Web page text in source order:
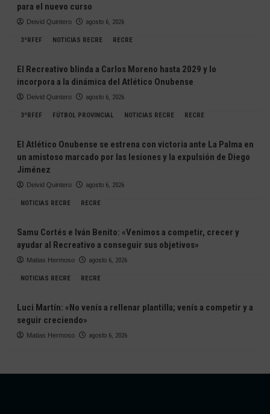
para el nuevo curso
Deivid Quintero agosto 6, 2026
3ªRFEF NOTICIAS RECRE RECRE
El Recreativo blinda a Carlos Moreno hasta 2029 y lo
incorpora a la dinámica del Atlético Onubense
Deivid Quintero agosto 6, 2026
3ªRFEF FÚTBOL PROVINCIAL NOTICIAS RECRE RECRE
El Atlético Onubense se estrena con victoria ante La Palma en
un amistoso marcado por las lesiones y la expulsión de Diego
Jiménez
Deivid Quintero agosto 6, 2026
NOTICIAS RECRE RECRE
Samu Cortés e Iván Benito: «Venimos a competir, crecer y
ayudar al Recreativo a conseguir sus objetivos»
Matias Hermoso agosto 6, 2026
NOTICIAS RECRE RECRE
Luci Martín: «No venís a rellenar plantilla; venís a competir y a
seguir creciendo»
Matias Hermoso agosto 6, 2026